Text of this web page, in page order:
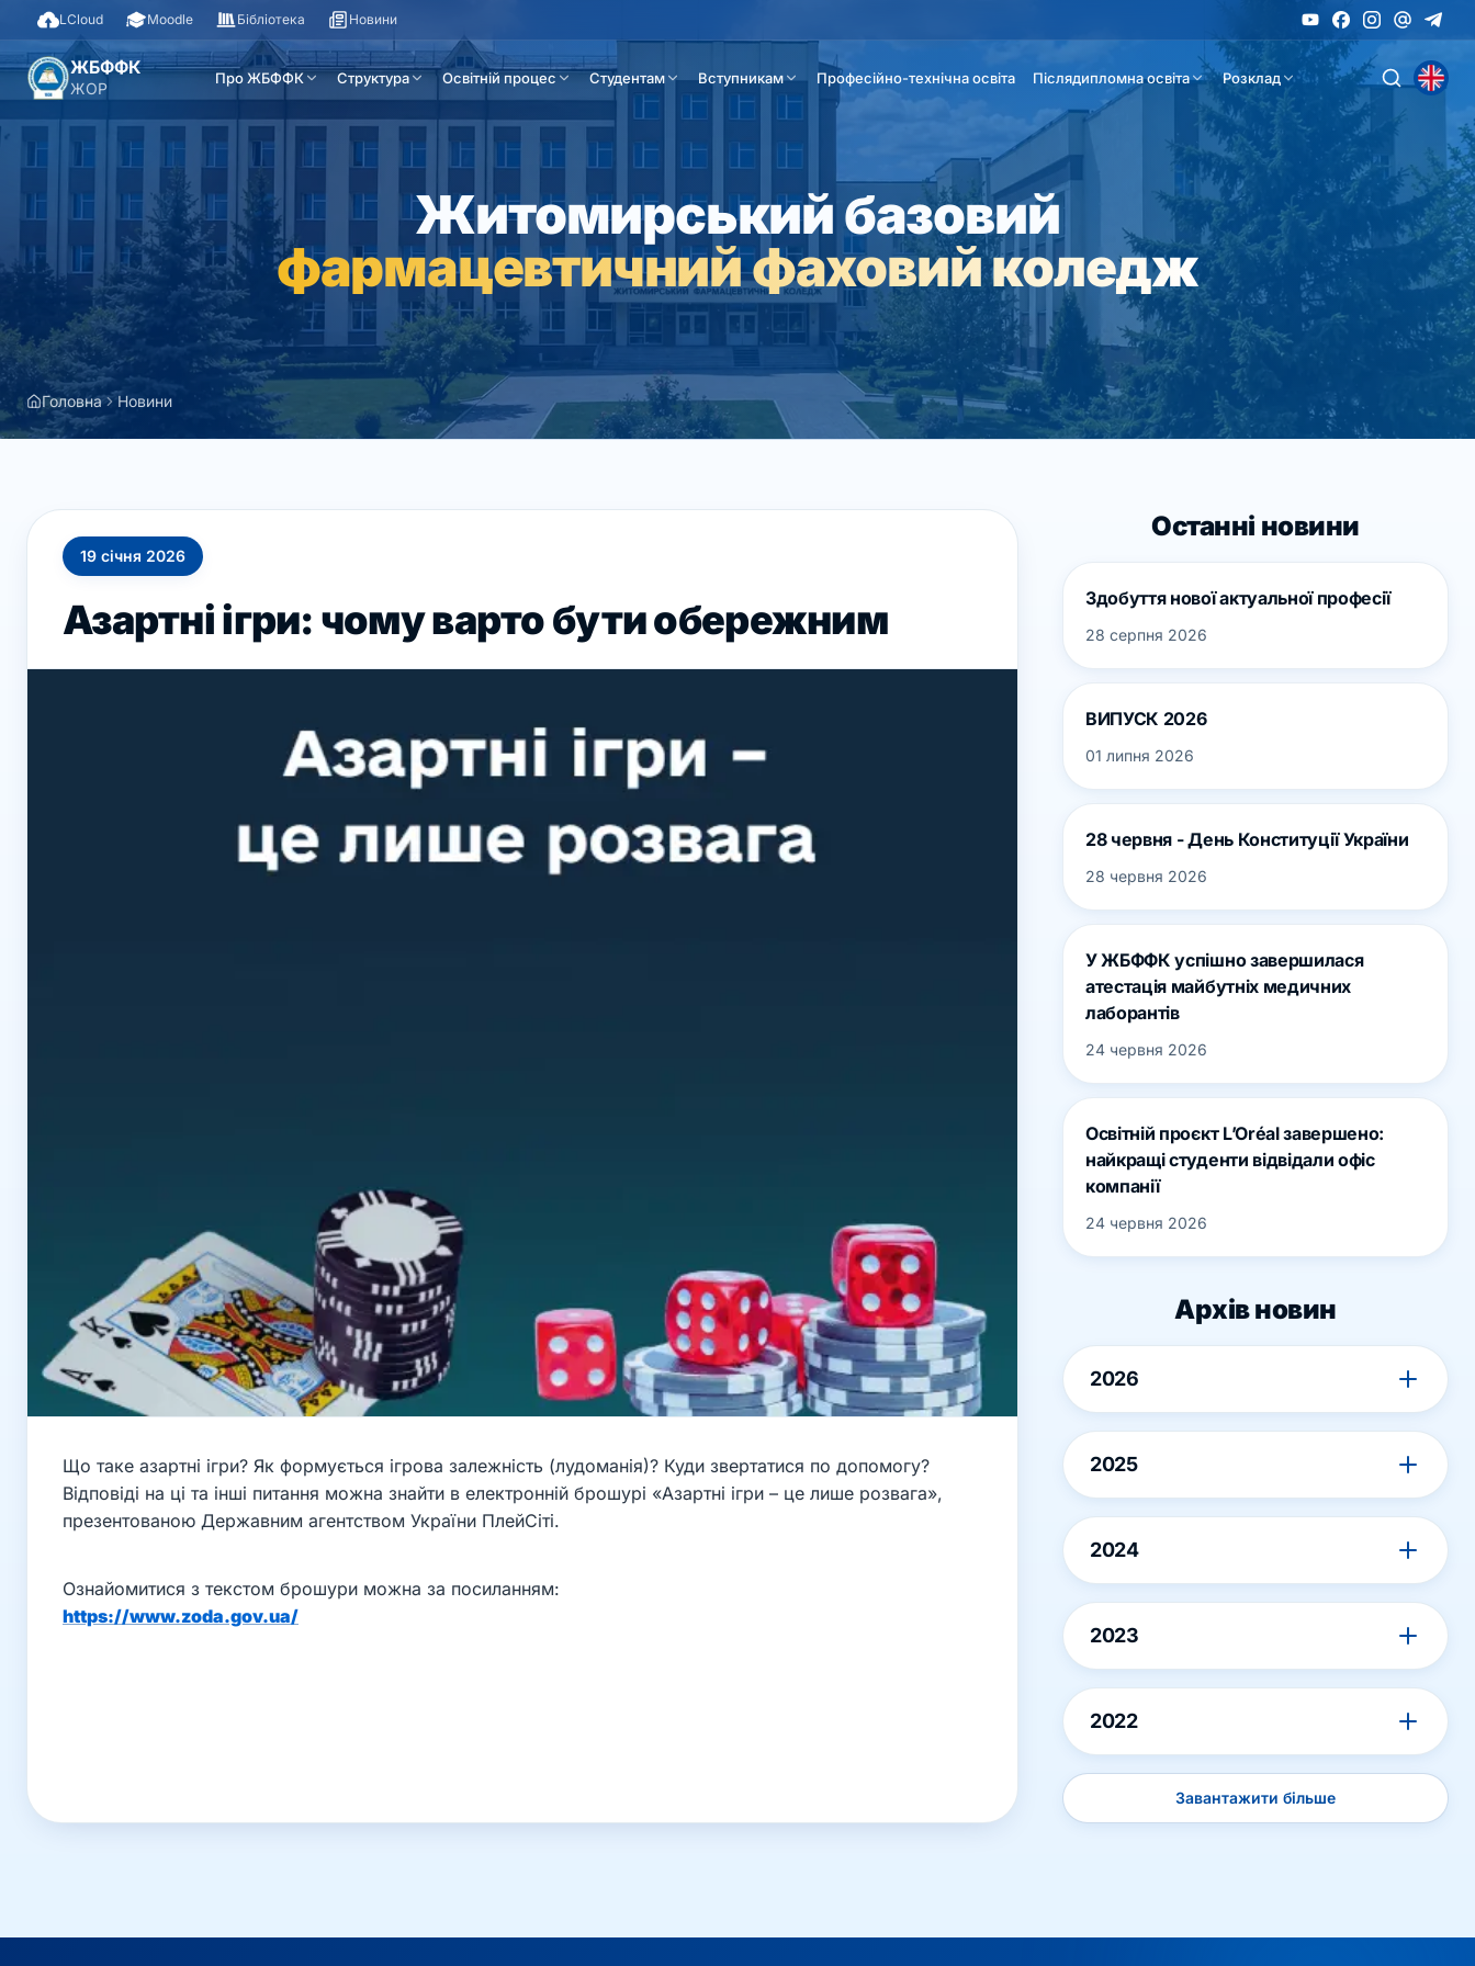
LCloud Moodle Бібліотека Новини
ЖБФФК
ЖОР
Про ЖБФФК Структура Освітній процес Студентам Вступникам Професійно-технічна освіта Післядипломна освіта Розклад
Житомирський базовий
фармацевтичний фаховий коледж
Головна Новини
19 січня 2026
Азартні ігри: чому варто бути обережним
Що таке азартні ігри? Як формується ігрова залежність (лудоманія)? Куди звертатися по допомогу?
Відповіді на ці та інші питання можна знайти в електронній брошурі «Азартні ігри – це лише розвага»,
презентованою Державним агентством України ПлейСіті.
Ознайомитися з текстом брошури можна за посиланням:
https://www.zoda.gov.ua/
Останні новини
Здобуття нової актуальної професії
28 серпня 2026
ВИПУСК 2026
01 липня 2026
28 червня - День Конституції України
28 червня 2026
У ЖБФФК успішно завершилася
атестація майбутніх медичних
лаборантів
24 червня 2026
Освітній проєкт L’Oréal завершено:
найкращі студенти відвідали офіс
компанії
24 червня 2026
Архів новин
2026
2025
2024
2023
2022
Завантажити більше